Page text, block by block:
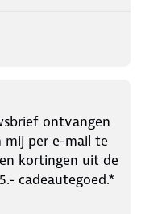
ontvangen
mij per e-mail te
kortingen uit de
cadeautegoed.*